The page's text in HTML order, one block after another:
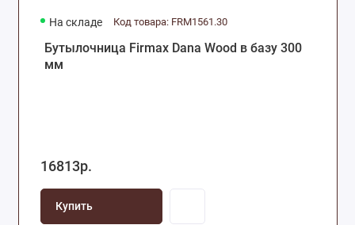
На складе Код товара: FRM1561.30
Бутылочница Firmax Dana Wood в базу 300
мм
16813р.
Купить